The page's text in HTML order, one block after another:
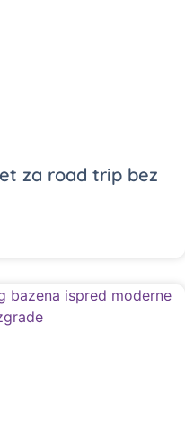
za road trip bez